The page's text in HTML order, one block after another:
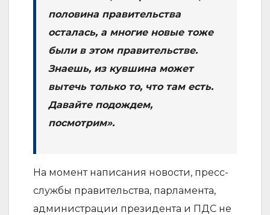
половина правительства
осталась, а многие новые тоже
были в этом правительстве.
Знаешь, из кувшина может
вытечь только то, что там есть.
Давайте подождем,
посмотрим».
На момент написания новости, пресс-
службы правительства, парламента,
администрации президента и ПДС не